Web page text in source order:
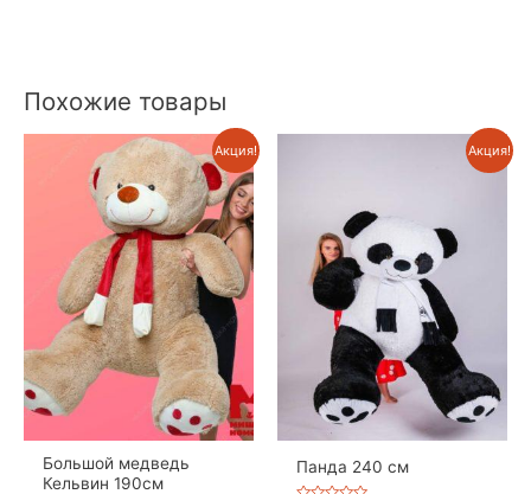
Похожие товары
Акция!
Большой медведь
Кельвин 190см
Акция!
Панда 240 см